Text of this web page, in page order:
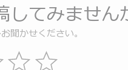
してみません
聞かせください。